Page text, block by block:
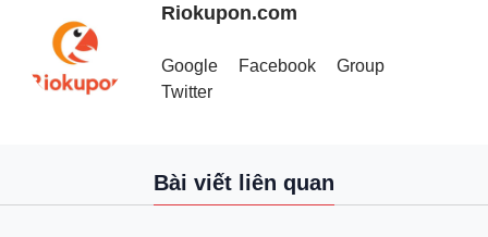
Riokupon.com
Google Facebook
Group
Twitter
Bài viết liên quan